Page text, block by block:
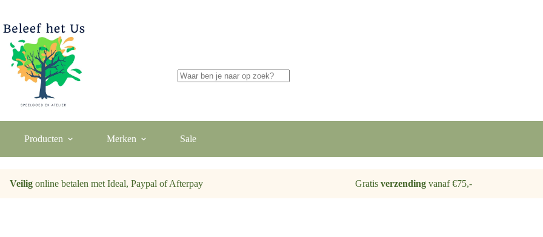
de
inhoud
Producten Merken Sale
Veilig online betalen met Ideal, Paypal of Afterpay Gratis verzendingvanaf €75,-